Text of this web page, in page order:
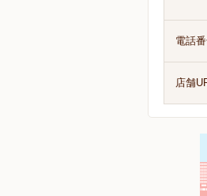
電話
店舗